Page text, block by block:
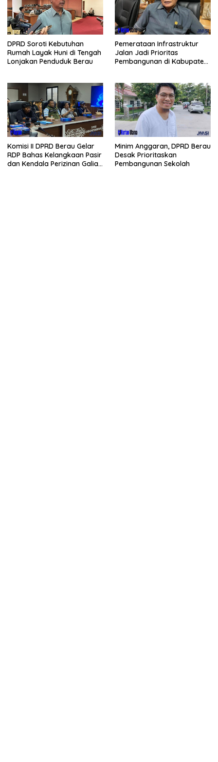
DPRD Soroti Kebutuhan
Rumah Layak Huni di Tengah
Lonjakan Penduduk Berau
Pemerataan Infrastruktur
Jalan Jadi Prioritas
Pembangunan di Kabupaten
Komisi II DPRD Berau Gelar
RDP Bahas Kelangkaan Pasir
dan Kendala Perizinan Galian
Minim Anggaran, DPRD Berau
Desak Prioritaskan
Pembangunan Sekolah